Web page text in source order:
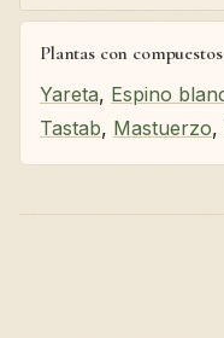
Plantas con
Yareta, Espino
Tastab, Mastuerzo,